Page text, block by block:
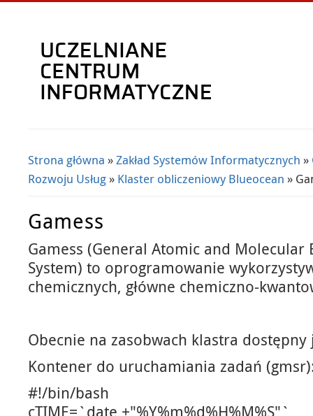
Jesteś tutaj
Strona główna »Zakład Systemów Informatycznych »
Rozwoju Usług » Klaster obliczeniowy Blueocean »
Gamess
Gamess (General Atomic and Molecular
System) to oprogramowanie
chemicznych, główne chemiczno-
Obecnie na zasobwach klastra dostępny
Kontener do uruchamiania zadań
#!/bin/bash
cTIME=`date +"%Y%m%d%H%M%S"`